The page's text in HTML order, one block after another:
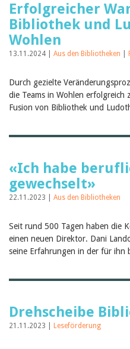
Erfolgreicher
Bibliothek und
Wohlen
13.11.2024 | Aus den Bibliotheken
Durch gezielte
die Teams in Wohlen erfolgreich
Fusion von Bibliothek und
«Ich habe
gewechselt»
22.11.2023 | Aus den Bibliotheken
Seit rund 500 Tagen haben die
einen neuen Direktor. Dani
seine Erfahrungen in der für ihn
Drehscheibe
21.11.2023 | Leseförderung